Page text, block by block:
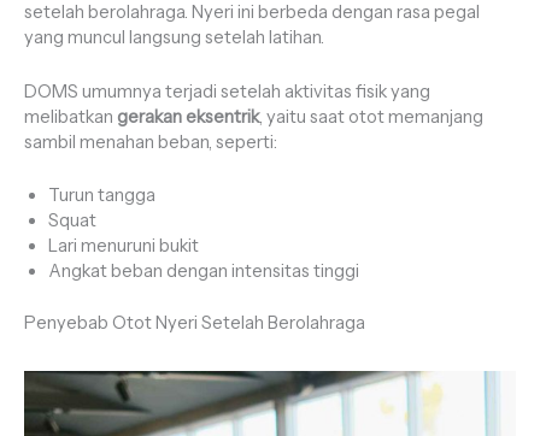
setelah berolahraga. Nyeri ini berbeda dengan rasa pegal
yang muncul langsung setelah latihan.
DOMS umumnya terjadi setelah aktivitas fisik yang
melibatkan gerakan eksentrik, yaitu saat otot memanjang
sambil menahan beban, seperti:
Turun tangga
Squat
Lari menuruni bukit
Angkat beban dengan intensitas tinggi
Penyebab Otot Nyeri Setelah Berolahraga